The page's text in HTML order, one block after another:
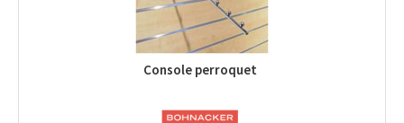
Console perroquet